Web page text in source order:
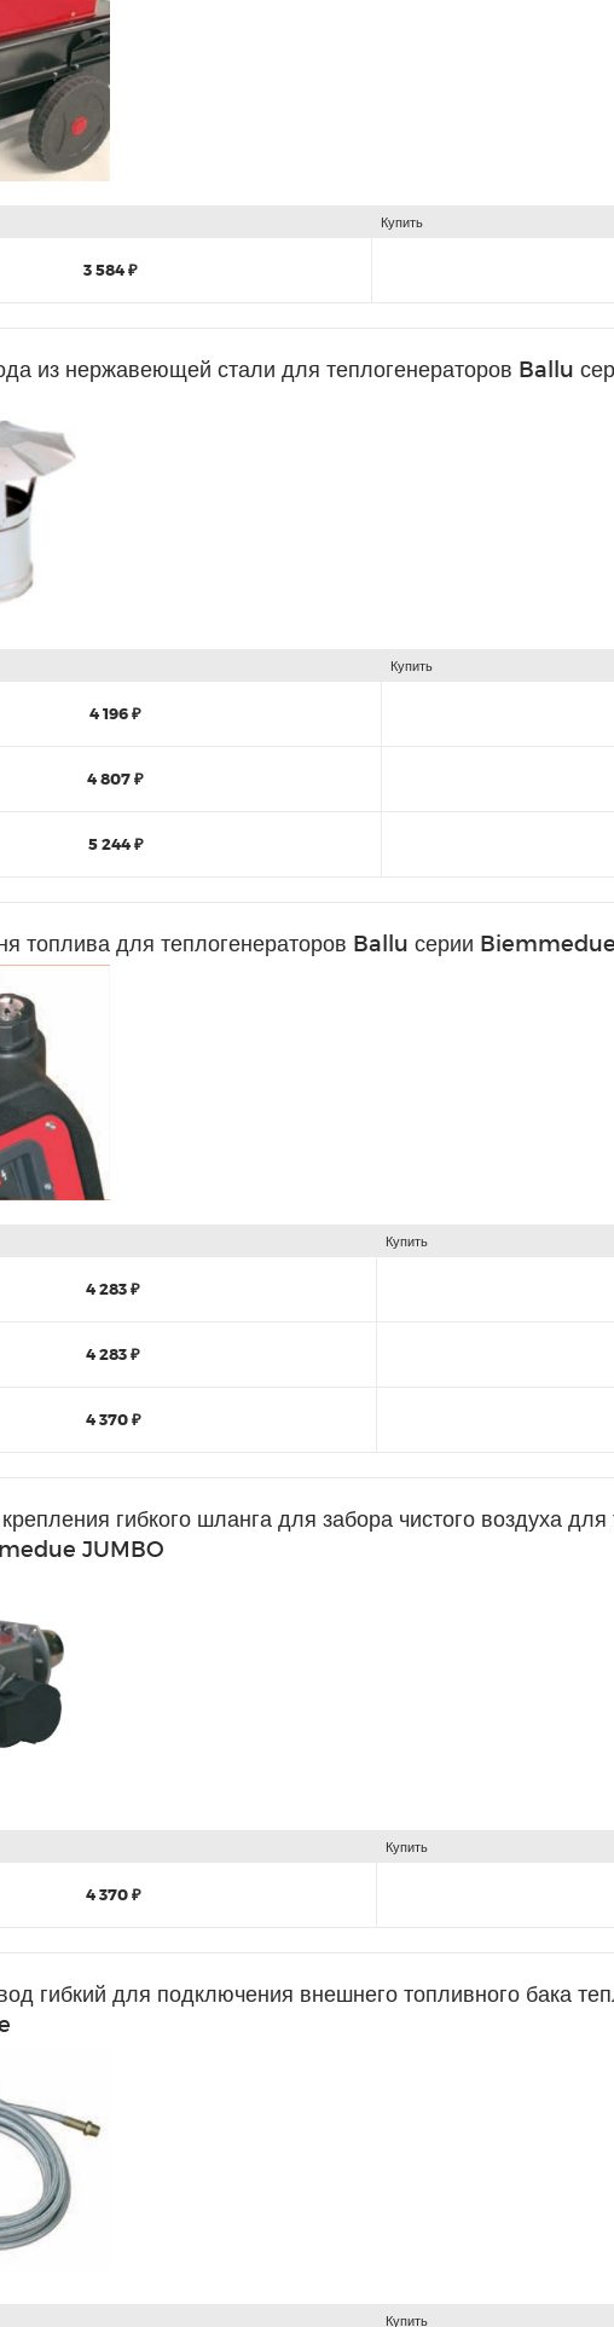
Купить
3 584 ₽
из нержавеющей стали для теплогенераторов Ballu
Купить
4 196 ₽
4 807 ₽
5 244 ₽
топлива для теплогенераторов Ballu серии Biemmedue
Купить
4 283 ₽
4 283 ₽
4 370 ₽
гибкого шланга для забора чистого воздуха
JUMBO
Купить
4 370 ₽
гибкий для подключения внешнего топливного бака
Купить